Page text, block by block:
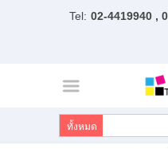
ส
สินค้าที่สนใจ
Tel: 02-4419940 ,